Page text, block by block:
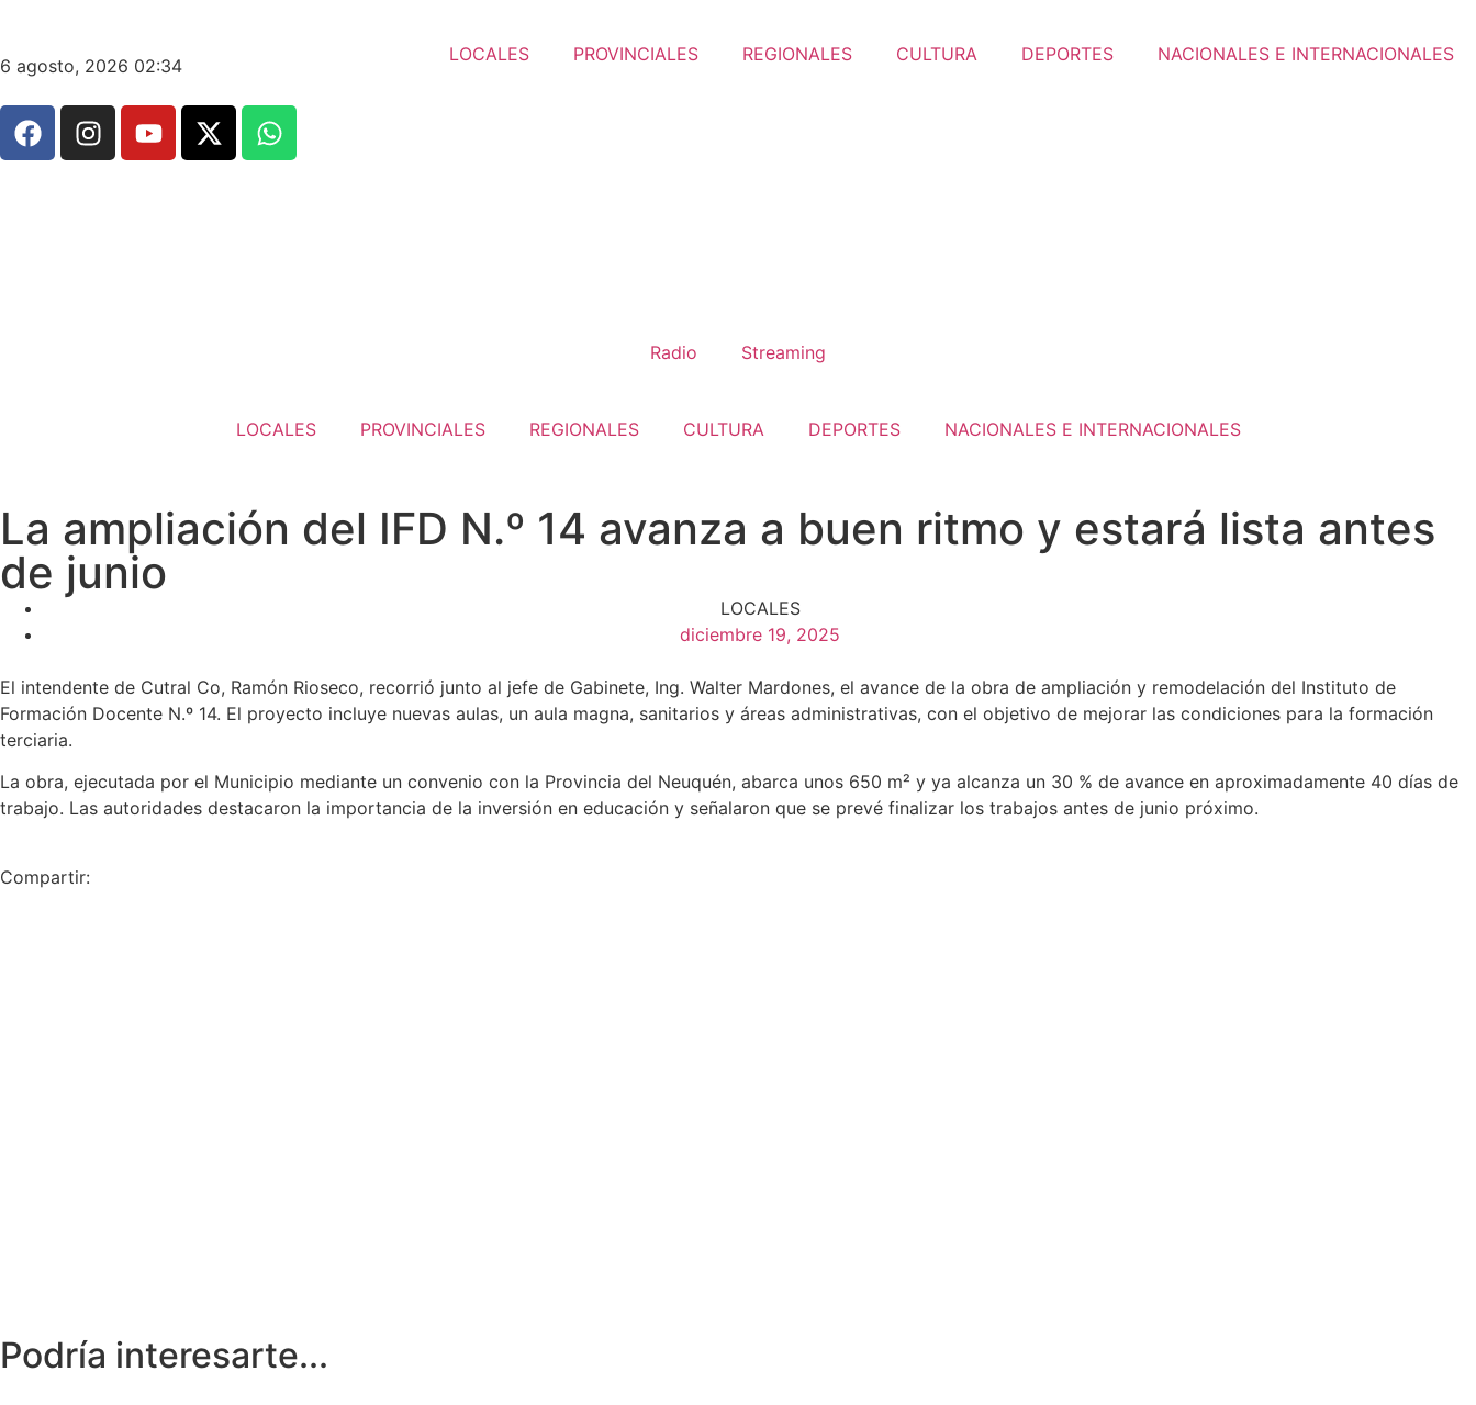
6 agosto, 2026 02:34
Radio Streaming
LOCALES PROVINCIALES REGIONALES CULTURA DEPORTES NACIONALES E INTERNACIONALES
LOCALES PROVINCIALES REGIONALES CULTURA DEPORTES NACIONALES E INTERNACIONALES
La ampliación del IFD N.º 14 avanza a buen ritmo y estará lista antes
de junio
LOCALES
diciembre 19, 2025
El intendente de Cutral Co, Ramón Rioseco, recorrió junto al jefe de Gabinete, Ing. Walter Mardones, el avance de la obra de ampliación y remodelación del Instituto de
Formación Docente N.º 14. El proyecto incluye nuevas aulas, un aula magna, sanitarios y áreas administrativas, con el objetivo de mejorar las condiciones para la formación
terciaria.
La obra, ejecutada por el Municipio mediante un convenio con la Provincia del Neuquén, abarca unos 650 m² y ya alcanza un 30 % de avance en aproximadamente 40 días de
trabajo. Las autoridades destacaron la importancia de la inversión en educación y señalaron que se prevé finalizar los trabajos antes de junio próximo.
Compartir:
Podría interesarte...